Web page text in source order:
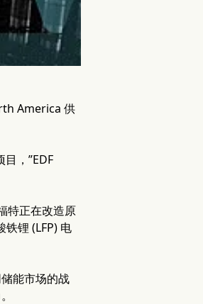
America 供
，”EDF
特正在改造原
锂 (LFP) 电
能市场的战